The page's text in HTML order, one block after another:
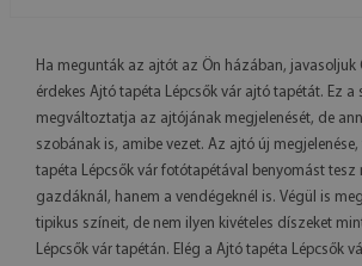
Ha megunták az ajtót az Ön házában, javasoljuk
érdekes Ajtó tapéta Lépcsők vár ajtó tapétát. Ez
megváltoztatja az ajtójának megjelenését, de
szobának is, amibe vezet. Az ajtó új
tapéta Lépcsők vár fotótapétával benyomást tesz
gazdáknál, hanem a vendégeknél is. Végül is
tipikus színeit, de nem ilyen kivételes díszeket
Lépcsők vár tapétán. Elég a Ajtó tapéta Lépcsők